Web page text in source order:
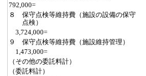
792,000=
８ 保守点検等維持費（施設の設備の保守
点検）
3,724,000=
９ 保守点検等維持費（施設維持管理）
1,473,000=
（その他の委託料計）
（委託料計）